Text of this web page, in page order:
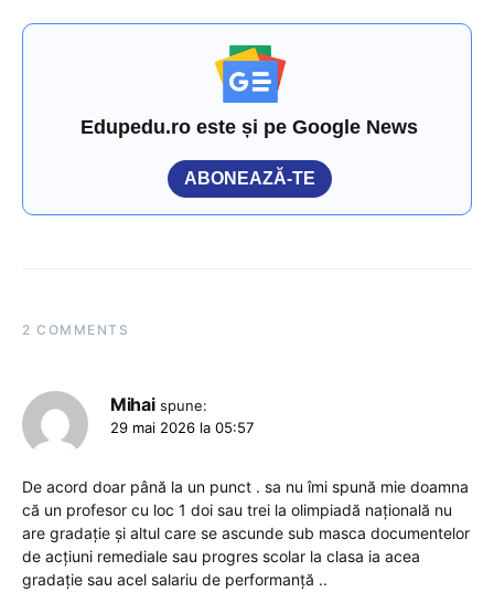
Edupedu.ro este și pe Google News
ABONEAZĂ-TE
2 COMMENTS
Mihai spune:
29 mai 2026 la 05:57
De acord doar până la un punct . sa nu îmi spună mie doamna
că un profesor cu loc 1 doi sau trei la olimpiadă națională nu
are gradație și altul care se ascunde sub masca documentelor
de acțiuni remediale sau progres scolar la clasa ia acea
gradație sau acel salariu de performanță ..